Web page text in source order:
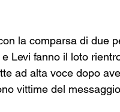
Eventi Indie
la comparsa di due
Levi fanno il loto
ad alta voce dopo
vittime del